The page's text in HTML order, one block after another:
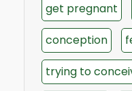
get pregnant
conception
trying to